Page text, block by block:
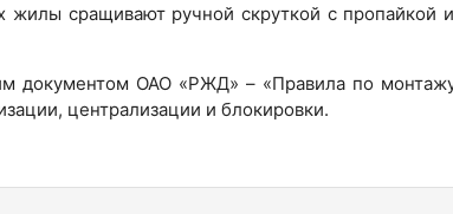
сращивают ручной скруткой с пропайкой
документом ОАО «РЖД» – «Правила по
централизации и блокировки.